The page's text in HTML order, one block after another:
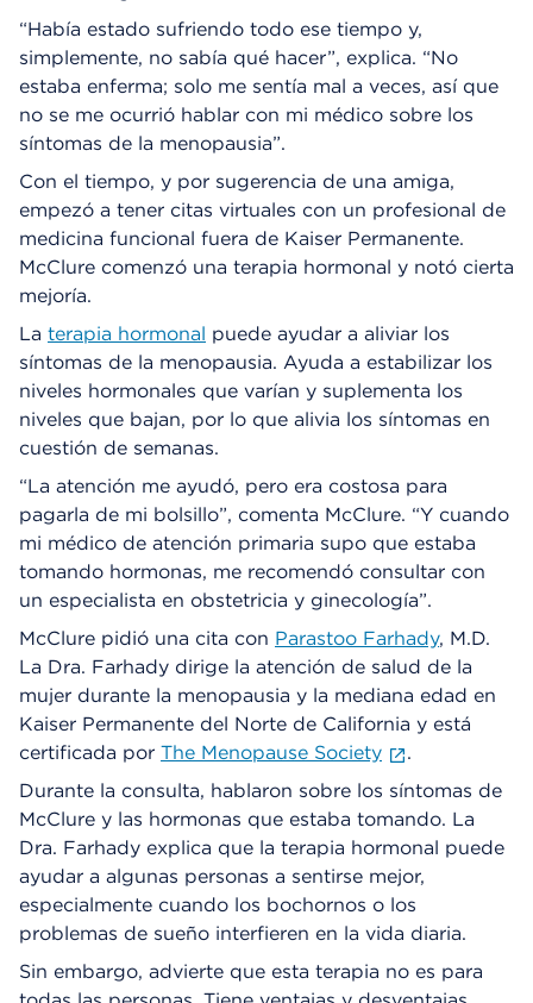
“Había estado sufriendo todo ese tiempo y,
simplemente, no sabía qué hacer”, explica. “No
estaba enferma; solo me sentía mal a veces, así que
no se me ocurrió hablar con mi médico sobre los
síntomas de la menopausia”.
Con el tiempo, y por sugerencia de una amiga,
empezó a tener citas virtuales con un profesional de
medicina funcional fuera de Kaiser Permanente.
McClure comenzó una terapia hormonal y notó cierta
mejoría.
La terapia hormonal puede ayudar a aliviar los
síntomas de la menopausia. Ayuda a estabilizar los
niveles hormonales que varían y suplementa los
niveles que bajan, por lo que alivia los síntomas en
cuestión de semanas.
“La atención me ayudó, pero era costosa para
pagarla de mi bolsillo”, comenta McClure. “Y cuando
mi médico de atención primaria supo que estaba
tomando hormonas, me recomendó consultar con
un especialista en obstetricia y ginecología”.
McClure pidió una cita con Parastoo Farhady, M.D.
La Dra. Farhady dirige la atención de salud de la
mujer durante la menopausia y la mediana edad en
Kaiser Permanente del Norte de California y está
certificada por The Menopause Society
.
Durante la consulta, hablaron sobre los síntomas de
McClure y las hormonas que estaba tomando. La
Dra. Farhady explica que la terapia hormonal puede
ayudar a algunas personas a sentirse mejor,
especialmente cuando los bochornos o los
problemas de sueño interfieren en la vida diaria.
Sin embargo, advierte que esta terapia no es para